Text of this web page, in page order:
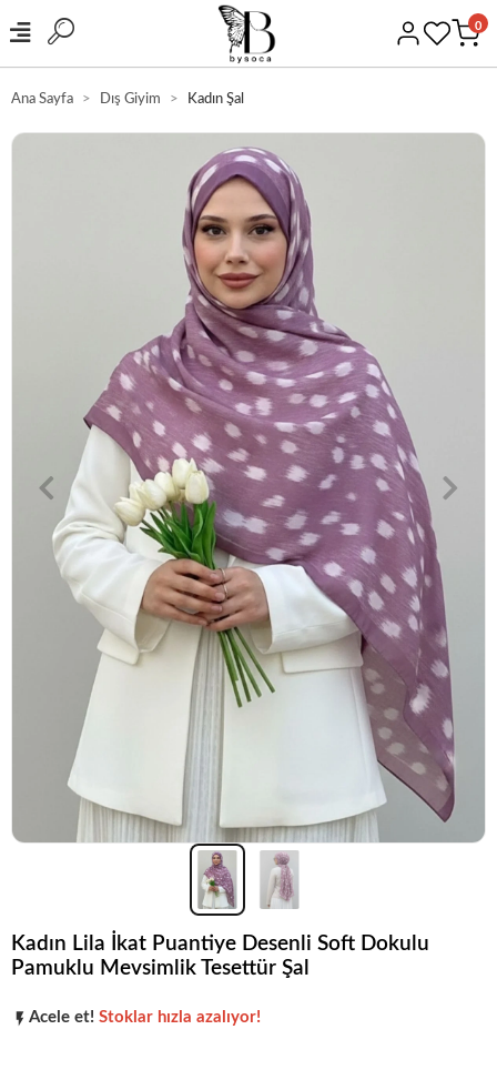
0
Ana Sayfa Dış Giyim Kadın Şal
Kadın Lila İkat Puantiye Desenli Soft Dokulu
Pamuklu Mevsimlik Tesettür Şal
Popüler seçim!Gardırobunuz için harika bir tercih.
Acele et! Stoklar hızla azalıyor!